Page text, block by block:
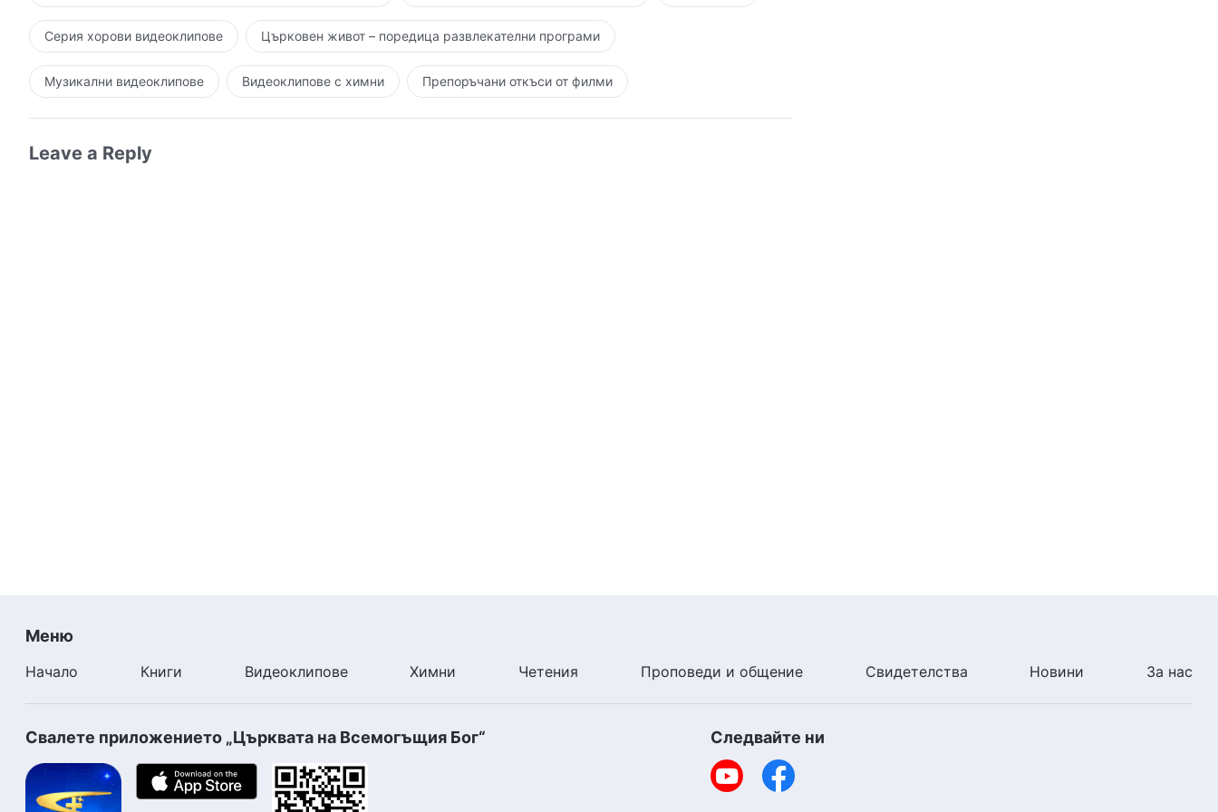
8:03
Навлизане в живота | Откъс
прозрат тези неща; така ще им бъде по-лесно да ги преживеят.
Серия хорови видеоклипове Църковен живот – поредица развлекателни програми
Музикални видеоклипове Видеоклипове с химни Препоръчани откъси от филми
Leave a Reply
Меню
Начало Книги Видеоклипове Химни Четения Проповеди и общение Свидетелства Новини За нас
Свалете приложението „Църквата на Всемогъщия Бог“ Следвайте ни